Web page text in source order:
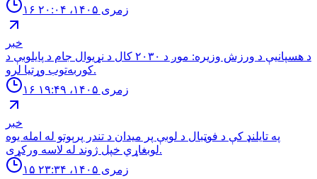
۱۶ زمری ۱۴۰۵، ۲۰:۰۴
خبر
د هسپانیې د ورزش وزیره: موږ د ۲۰۳۰ کال د نړیوال جام د پایلوبې د
کوربه‌توب وړتیا لرو.
۱۶ زمری ۱۴۰۵، ۱۹:۴۹
خبر
په تایلنډ کې د فوټبال د لوبې پر میدان د تندر پرېوتو له امله یوه
لوبغاړي خپل ژوند له لاسه ورکړی.
۱۵ زمری ۱۴۰۵، ۲۳:۳۴